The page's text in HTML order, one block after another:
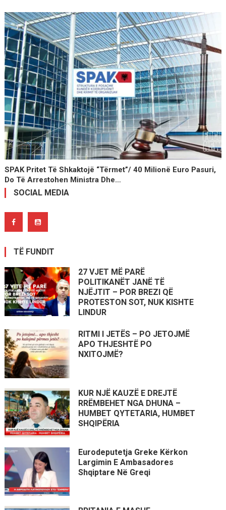
SPAK Pritet Të Shkaktojë “tërmet”/ 40 Milionë Euro Pasuri,
Do Të Arrestohen Ministra Dhe…
SOCIAL MEDIA
TË FUNDIT
27 VJET MË PARË
POLITIKANËT JANË TË
NJËJTIT – POR BREZI QË
PROTESTON SOT, NUK KISHTE
LINDUR
RITMI I JETËS – PO JETOJMË
APO THJESHTË PO
NXITOJMË?
KUR NJË KAUZË E DREJTË
RRËMBEHET NGA DHUNA –
HUMBET QYTETARIA, HUMBET
SHQIPËRIA
Eurodeputetja Greke Kërkon
Largimin E Ambasadores
Shqiptare Në Greqi